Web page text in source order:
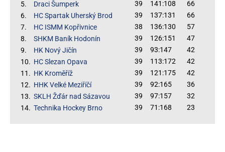
5.
Draci Šumperk 39 141:108
66
6.
HC Spartak Uherský Brod 39 137:131
66
7.
HC ISMM Kopřivnice 38 136:130
57
8.
SHKM Baník Hodonín 39 126:151
47
9.
HK Nový Jičín 39 93:147
42
10. HC Slezan Opava 39 113:172
42
11. HK Kroměříž 39 121:175
42
12. HHK Velké Meziříčí 39 92:165
36
13. SKLH Žďár nad Sázavou 39 97:157
32
14. Technika Hockey Brno 39 71:168 23